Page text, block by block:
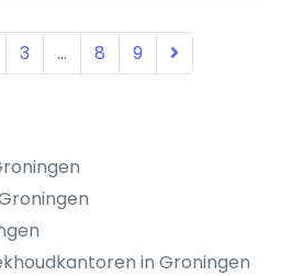
in Groningen
3 ... 8 9